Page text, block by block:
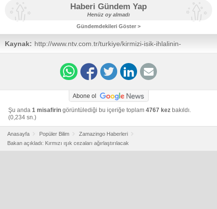
Haberi Gündem Yap
Henüz oy almadı
Gündemdekileri Göster >
Kaynak: http://www.ntv.com.tr/turkiye/kirmizi-isik-ihlalinin-
tekrarinda-ehliyet-geri-
alinacak,ICbV2vV1NUOvNGZcJD9QrQ
Abone ol
Şu anda 1 misafirin görüntülediği bu içeriğe toplam 4767 kez bakıldı.
(0,234 sn.)
Anasayfa Popüler Bilim
Zamazingo Haberleri
Bakan açıkladı: Kırmızı ışık cezaları ağırlaştırılacak